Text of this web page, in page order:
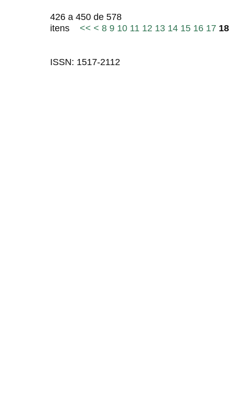
426 a 450 de 578
itens << < 8 9 10 11 12 13 14 15 16 17 18
ISSN: 1517-2112